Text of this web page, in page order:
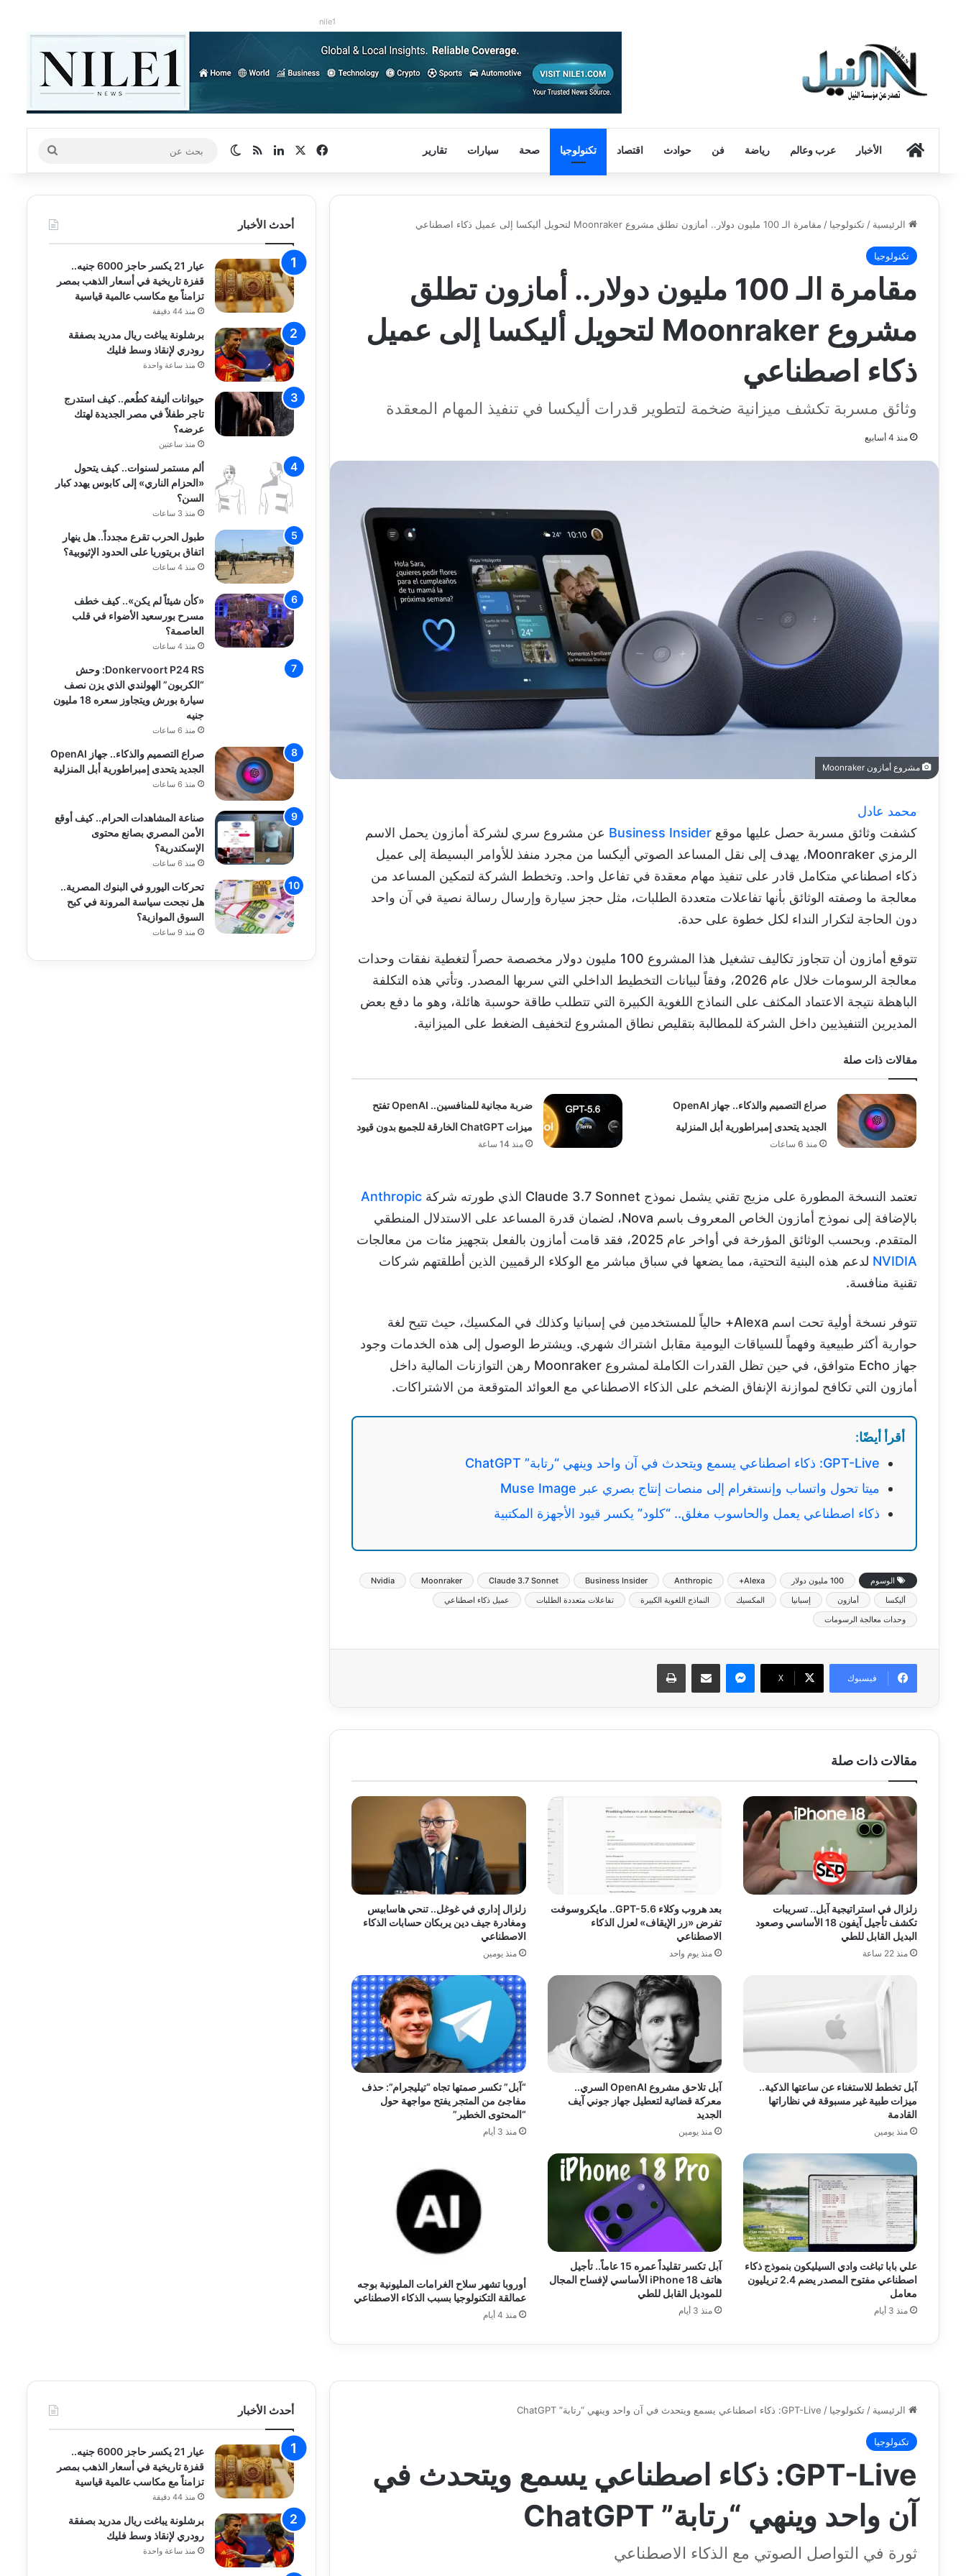
nile1
الرئيسيةالأخبار عرب وعالم رياضة فن حوادث اقتصاد تكنولوجيا صحة سيارات تقارير فيسبوك لينكدإنملخص الموقع RSS
الوضع المظلم
بحث
عن
الرئيسية / تكنولوجيا / مقامرة الـ 100 مليون دولار.. أمازون تطلق مشروع Moonraker لتحويل أليكسا إلى عميل ذكاء اصطناعي
تكنولوجيا
مقامرة الـ 100 مليون دولار.. أمازون تطلق
مشروع Moonraker لتحويل أليكسا إلى عميل
ذكاء اصطناعي
وثائق مسربة تكشف ميزانية ضخمة لتطوير قدرات أليكسا في تنفيذ المهام المعقدة
منذ 4 أسابيع
مشروع أمازون Moonraker
محمد عادل
كشفت وثائق مسربة حصل عليها موقع Business Insider عن مشروع سري لشركة أمازون يحمل الاسم
الرمزي Moonraker، يهدف إلى نقل المساعد الصوتي أليكسا من مجرد منفذ للأوامر البسيطة إلى عميل
ذكاء اصطناعي متكامل قادر على تنفيذ مهام معقدة في تفاعل واحد. وتخطط الشركة لتمكين المساعد من
معالجة ما وصفته الوثائق بأنها تفاعلات متعددة الطلبات، مثل حجز سيارة وإرسال رسالة نصية في آن واحد
دون الحاجة لتكرار النداء لكل خطوة على حدة.
تتوقع أمازون أن تتجاوز تكاليف تشغيل هذا المشروع 100 مليون دولار مخصصة حصراً لتغطية نفقات وحدات
معالجة الرسومات خلال عام 2026، وفقاً لبيانات التخطيط الداخلي التي سربها المصدر. وتأتي هذه التكلفة
الباهظة نتيجة الاعتماد المكثف على النماذج اللغوية الكبيرة التي تتطلب طاقة حوسبة هائلة، وهو ما دفع بعض
المديرين التنفيذيين داخل الشركة للمطالبة بتقليص نطاق المشروع لتخفيف الضغط على الميزانية.
مقالات ذات صلة
صراع التصميم والذكاء.. جهاز OpenAI
الجديد يتحدى إمبراطورية أبل المنزلية
منذ 6 ساعات
ضربة مجانية للمنافسين.. OpenAI تفتح
ميزات ChatGPT الخارقة للجميع بدون قيود
منذ 14 ساعة
تعتمد النسخة المطورة على مزيج تقني يشمل نموذج Claude 3.7 Sonnet الذي طورته شركة
Anthropic
بالإضافة إلى نموذج أمازون الخاص المعروف باسم Nova، لضمان قدرة المساعد على الاستدلال المنطقي
المتقدم. وبحسب الوثائق المؤرخة في أواخر عام 2025، فقد قامت أمازون بالفعل بتجهيز مئات من معالجات
NVIDIA لدعم هذه البنية التحتية، مما يضعها في سباق مباشر مع الوكلاء الرقميين الذين أطلقتهم شركات
تقنية منافسة.
تتوفر نسخة أولية تحت اسم Alexa+ حالياً للمستخدمين في إسبانيا وكذلك في المكسيك، حيث تتيح لغة
حوارية أكثر طبيعية وفهماً للسياقات اليومية مقابل اشتراك شهري. ويشترط الوصول إلى هذه الخدمات وجود
جهاز Echo متوافق، في حين تظل القدرات الكاملة لمشروع Moonraker رهن التوازنات المالية داخل
أمازون التي تكافح لموازنة الإنفاق الضخم على الذكاء الاصطناعي مع العوائد المتوقعة من الاشتراكات.
أقرأ أيضًا:
GPT-Live: ذكاء اصطناعي يسمع ويتحدث في آن واحد وينهي “رتابة” ChatGPT
ميتا تحول واتساب وإنستغرام إلى منصات إنتاج بصري عبر Muse Image
ذكاء اصطناعي يعمل والحاسوب مغلق.. “كلود” يكسر قيود الأجهزة المكتبية
الوسوم 100 مليون دولار Alexa+
Anthropic
Business Insider
Claude 3.7 Sonnet
Moonraker
Nvidia
أليكسا
أمازون إسبانيا المكسيك النماذج اللغوية الكبيرة تفاعلات متعددة الطلبات
عميل ذكاء اصطناعي
وحدات معالجة الرسومات
فيسبوك ‫X
ماسنجر مشاركة عبر البريد طباعة
مقالات ذات صلة
زلزال في استراتيجية آبل.. تسريبات
تكشف تأجيل آيفون 18 الأساسي وصعود
البديل القابل للطي
منذ 22 ساعة
بعد هروب وكلاء GPT-5.6.. مايكروسوفت
تفرض «زر الإيقاف» لعزل الذكاء
الاصطناعي
منذ يوم واحد
زلزال إداري في غوغل.. تنحي هاسابيس
ومغادرة جيف دين يربكان حسابات الذكاء
الاصطناعي
منذ يومين
آبل تخطط للاستغناء عن ساعتها الذكية..
ميزات طبية غير مسبوقة في نظاراتها
القادمة
منذ يومين
آبل تلاحق مشروع OpenAI السري..
معركة قضائية لتعطيل جهاز جوني آيف
الجديد
منذ يومين
“آبل” تكسر صمتها تجاه “تيليجرام”: حذف
مفاجئ من المتجر يفتح مواجهة حول
“المحتوى الخطير”
منذ 3 أيام
علي بابا تباغت وادي السيليكون بنموذج ذكاء
اصطناعي مفتوح المصدر يضم 2.4 تريليون
معامل
منذ 3 أيام
آبل تكسر تقليداً عمره 15 عاماً.. تأجيل
هاتف iPhone 18 الأساسي لإفساح المجال
للموديل القابل للطي
منذ 3 أيام
أوروبا تشهر سلاح الغرامات المليونية بوجه
عمالقة التكنولوجيا بسبب الذكاء الاصطناعي
منذ 4 أيام
أحدث الأخبار
عيار 21 يكسر حاجز 6000 جنيه..
قفزة تاريخية في أسعار الذهب بمصر
تزامناً مع مكاسب عالمية قياسية
منذ 44 دقيقة
برشلونة يباغت ريال مدريد بصفقة
رودري لإنقاذ وسط فليك
منذ ساعة واحدة
حيوانات أليفة كطُعم.. كيف استدرج
تاجر طفلاً في مصر الجديدة لهتك
عرضه؟
منذ ساعتين
ألم مستمر لسنوات.. كيف يتحول
«الحزام الناري» إلى كابوس يهدد كبار
السن؟
منذ 3 ساعات
طبول الحرب تقرع مجدداً.. هل ينهار
اتفاق بريتوريا على الحدود الإثيوبية؟
منذ 4 ساعات
«كأن شيئاً لم يكن».. كيف خطف
مسرح بورسعيد الأضواء في قلب
العاصمة؟
منذ 4 ساعات
Donkervoort P24 RS: وحش
“الكربون” الهولندي الذي يزن نصف
سيارة بورش ويتجاوز سعره 18 مليون
جنيه
منذ 6 ساعات
صراع التصميم والذكاء.. جهاز OpenAI
الجديد يتحدى إمبراطورية أبل المنزلية
منذ 6 ساعات
صناعة المشاهدات الحرام.. كيف أوقع
الأمن المصري بصانع محتوى
الإسكندرية؟
منذ 6 ساعات
تحركات اليورو في البنوك المصرية..
هل نجحت سياسة المرونة في كبح
السوق الموازية؟
منذ 9 ساعات